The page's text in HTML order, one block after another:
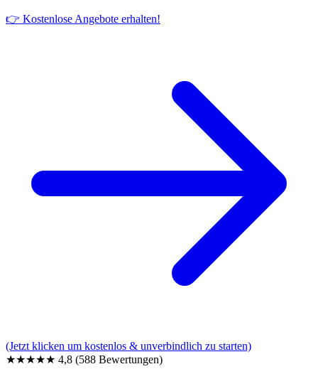
👉 Kostenlose Angebote erhalten!
(Jetzt klicken um kostenlos & unverbindlich zu starten)
★★★★★ 4,8 (588 Bewertungen)